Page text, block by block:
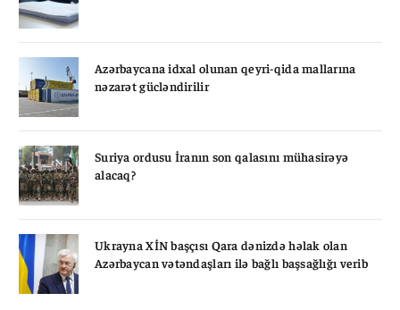
Azərbaycana idxal olunan qeyri-qida mallarına
nəzarət gücləndirilir
Suriya ordusu İranın son qalasını mühasirəyə
alacaq?
Ukrayna XİN başçısı Qara dənizdə həlak olan
Azərbaycan vətəndaşları ilə bağlı başsağlığı verib